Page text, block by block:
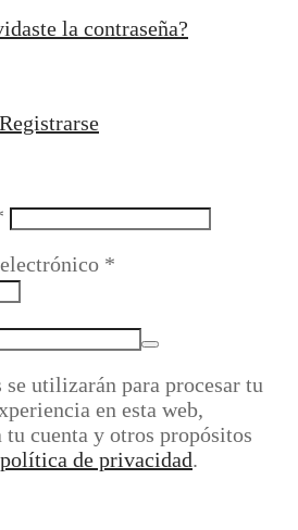
la contraseña?
Registrarse
Obligatorio
*
se utilizarán para procesar tu
en esta web,
tu cuenta y otros propósitos
política de privacidad.